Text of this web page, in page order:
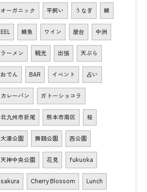
オーガニック 平飼い うなぎ 鰻
EEL 鰻魚 ワイン 屋台 中洲
ラーメン 観光 出張 天ぷら
おでん BAR イベント 占い
カレーパン ガトーショコラ
北九州市折尾 熊本市南区 桜
大濠公園 舞鶴公園 西公園
天神中央公園 花見 fukuoka
sakura Cherry Blossom Lunch